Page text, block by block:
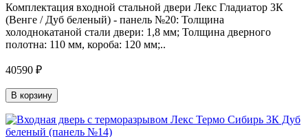
Комплектация входной стальной двери Лекс Гладиатор 3К
(Венге / Дуб беленый) - панель №20: Толщина
холоднокатаной стали двери: 1,8 мм; Толщина дверного
полотна: 110 мм, короба: 120 мм;..
40590 ₽
В корзину